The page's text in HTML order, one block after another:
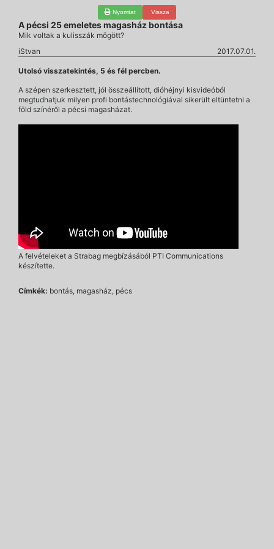
Nyomtat Vissza
A pécsi 25 emeletes magasház bontása
Mik voltak a kulisszák mögött?
iStvan
2017.07.01.
Utolsó visszatekintés, 5 és fél percben.
A szépen szerkesztett, jól összeállított, dióhéjnyi kisvideóból
megtudhatjuk milyen profi bontástechnológiával sikerült eltüntetni a
föld színéről a pécsi magasházat.
A felvételeket a Strabag megbízásából PTI Communications
készítette.
Címkék: bontás, magasház, pécs